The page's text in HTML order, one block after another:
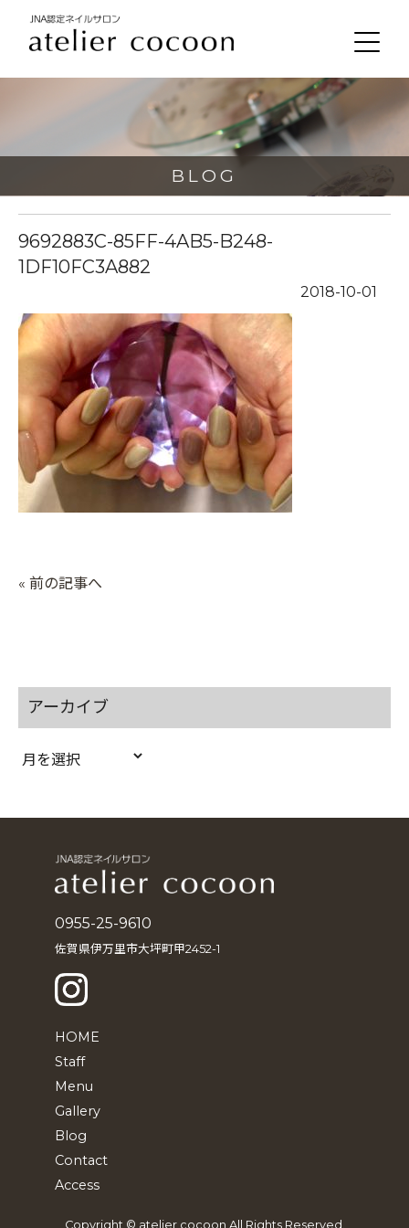
BLOG
9692883C-85FF-4AB5-B248-
1DF10FC3A882
2018-10-01
« 前の記事へ
アーカイブ
ア
0955-25-9610
佐賀県伊万里市大坪町甲2452-1
HOME
Staff
Menu
Gallery
Blog
Contact
Access
Copyright © atelier cocoon All Rights Reserved.